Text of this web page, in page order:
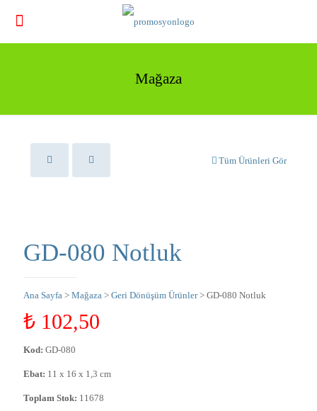
Mağaza
Tüm Ürünleri Gör
GD-080 Notluk
Ana Sayfa > Mağaza > Geri Dönüşüm Ürünler> GD-080 Notluk
₺ 102,50
Kod: GD-080
Ebat: 11 x 16 x 1,3 cm
Toplam Stok: 11678